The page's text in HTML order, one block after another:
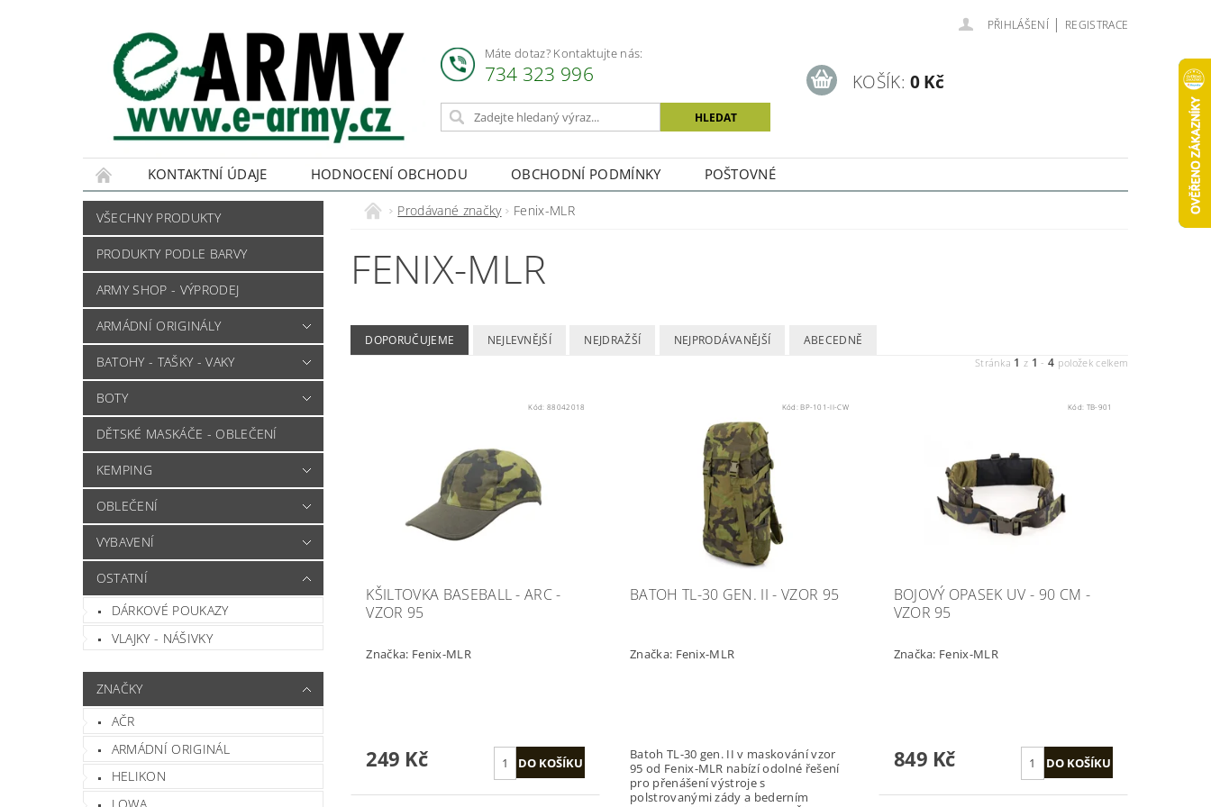
Máte dotaz? Kontaktujte nás:
734 323 996
PŘIHLÁŠENÍ | REGISTRACE
KOŠÍK: 0 Kč
KONTAKTNÍ ÚDAJE HODNOCENÍ OBCHODU OBCHODNÍ PODMÍNKY POŠTOVNÉ
VŠECHNY PRODUKTY
PRODUKTY PODLE BARVY
ARMY SHOP - VÝPRODEJ
ARMÁDNÍ ORIGINÁLY
BATOHY - TAŠKY - VAKY
BOTY
DĚTSKÉ MASKÁČE - OBLEČENÍ
KEMPING
OBLEČENÍ
VYBAVENÍ
OSTATNÍ
DÁRKOVÉ POUKAZY
VLAJKY - NÁŠIVKY
ZNAČKY
AČR
ARMÁDNÍ ORIGINÁL
HELIKON
Prodávané značky Fenix-MLR
FENIX-MLR
DOPORUČUJEME NEJLEVNĚJŠÍ NEJDRAŽŠÍ NEJPRODÁVANĚJŠÍ ABECEDNĚ
Stránka 1 z 1 -4 položek celkem
Kód: 88042018
KŠILTOVKA BASEBALL - ARC -
VZOR 95
Značka: Fenix-MLR
249 Kč
Kód:BP-101-II-CW
BATOH TL-30 GEN. II - VZOR 95
Značka: Fenix-MLR
Batoh TL-30 gen. II v maskování vzor
95 od Fenix-MLR nabízí odolné řešení
pro přenášení výstroje s
polstrovanými zády a bederním
Kód: TB-901
BOJOVÝ OPASEK UV - 90 CM -
VZOR 95
Značka: Fenix-MLR
849 Kč